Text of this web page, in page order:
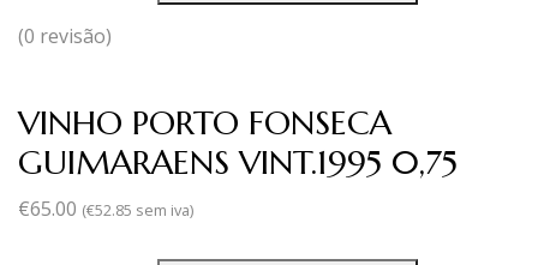
(0 revisão)
VINHO PORTO FONSECA
GUIMARAENS VINT.1995 0,75
€65.00 (€52.85 sem iva)